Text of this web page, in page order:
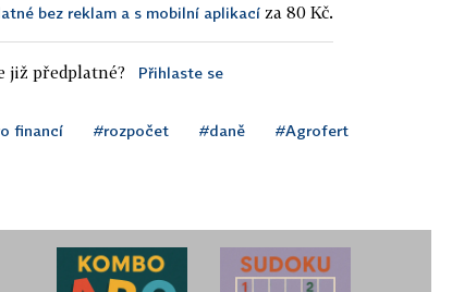
bez reklam a s mobilní aplikací za 80 Kč.
již předplatné? Přihlaste se
financí #rozpočet #daně #Agrofert